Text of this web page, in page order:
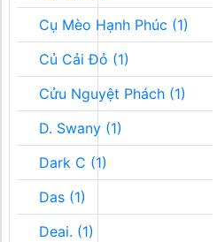
Cụ Mèo Hạnh Phúc (1)
Củ Cải Đỏ (1)
Cửu Nguyệt Phách (1)
D. Swany (1)
Dark C (1)
Das (1)
Deai. (1)